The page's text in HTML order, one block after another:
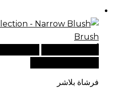
فرشاة بلاشر